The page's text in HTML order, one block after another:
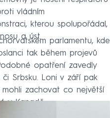
vládním
kterou spolupořádal,
a úst.
parlamentu, kde
tak během projevů
opatření zavedly
Srbsku. Loni v září pak
mohli zachovat co největší
v Kanadě.